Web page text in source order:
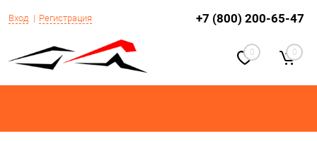
Вход Регистрация +7 (800) 200-65-47
0 0